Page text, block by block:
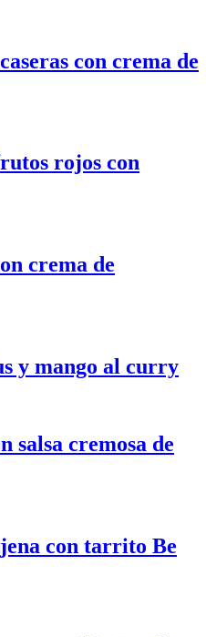
con crema de
rojos con
crema de
y mango al curry
salsa cremosa de
con tarrito Be